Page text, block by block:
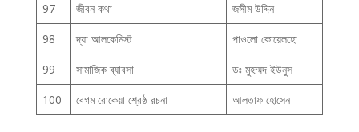
97
জীবন কথা
জসীম উদ্দিন
98
দ্যা আলকেমিস্ট
পাওলো কোয়েলহো
99
সামাজিক ব্যাবসা
ডঃ মুহম্মদ ইউনুস
100
বেগম রোকেয়া শ্রেষ্ঠ রচনা আলতাফ হোসেন